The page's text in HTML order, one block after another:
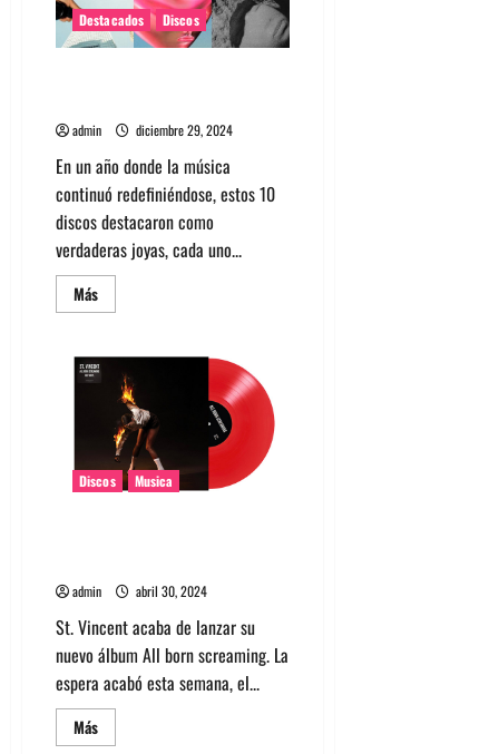
Loco
ya
disponible
Destacados Discos
admin diciembre 29, 2024
En un año donde la música
continuó redefiniéndose, estos 10
discos destacaron como
verdaderas joyas, cada uno...
MásLeer
más
Los
10
discos
que
más
nos
gustaron
del
2024
Discos Musica
admin abril 30, 2024
St. Vincent acaba de lanzar su
nuevo álbum All born screaming. La
espera acabó esta semana, el...
MásLeer
más